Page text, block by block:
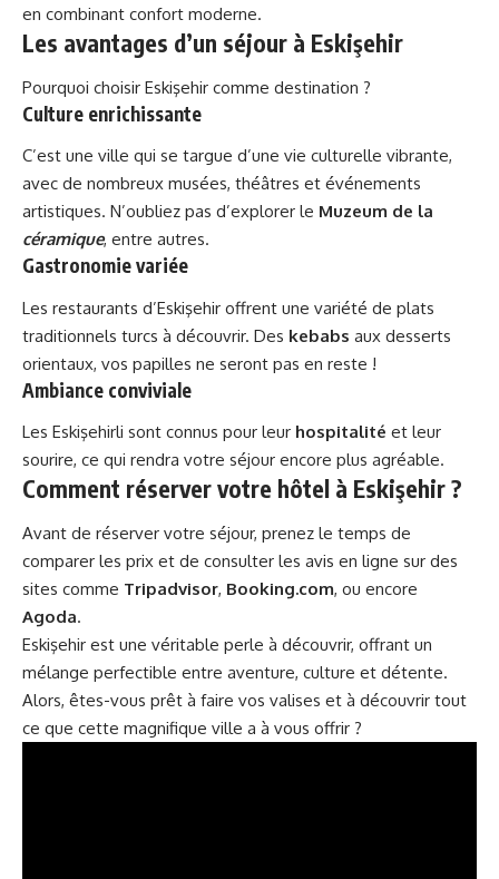
en combinant confort moderne.
Les avantages d’un séjour à Eskişehir
Pourquoi choisir Eskişehir comme destination ?
Culture enrichissante
C’est une ville qui se targue d’une vie culturelle vibrante,
avec de nombreux musées, théâtres et événements
artistiques. N’oubliez pas d’explorer le Muzeum de la
céramique, entre autres.
Gastronomie variée
Les restaurants d’Eskişehir offrent une variété de plats
traditionnels turcs à découvrir. Des kebabs aux desserts
orientaux, vos papilles ne seront pas en reste !
Ambiance conviviale
Les Eskişehirli sont connus pour leur hospitalité et leur
sourire, ce qui rendra votre séjour encore plus agréable.
Comment réserver votre hôtel à Eskişehir ?
Avant de réserver votre séjour, prenez le temps de
comparer les prix et de consulter les avis en ligne sur des
sites comme Tripadvisor, Booking.com, ou encore
Agoda.
Eskişehir est une véritable perle à découvrir, offrant un
mélange perfectible entre aventure, culture et détente.
Alors, êtes-vous prêt à faire vos valises et à découvrir tout
ce que cette magnifique ville a à vous offrir ?